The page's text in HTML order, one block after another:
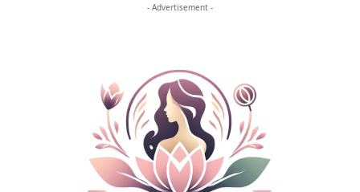
- Advertisement -